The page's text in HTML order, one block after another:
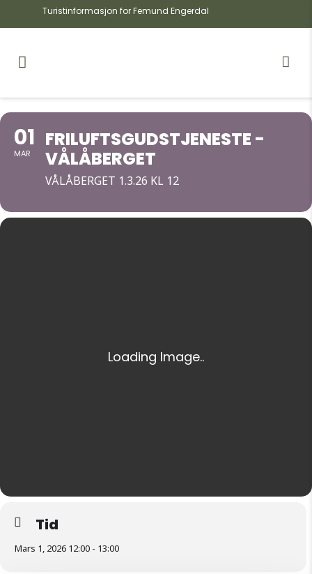
Turistinformasjon for Femund Engerdal
01
MAR
FRILUFTSGUDSTJENESTE -
VÅLÅBERGET
VÅLÅBERGET 1.3.26 KL 12
Tid
Mars 1, 2026 12:00 - 13:00